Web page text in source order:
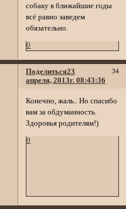
собаку в ближайшие годы
всё равно заведем
обязательно.
0
Поделиться 34
23
апреля, 2013г. 08:43:36
Конечно, жаль.. Но спасибо
вам за обдуманность.
Здоровья родителям!)
0